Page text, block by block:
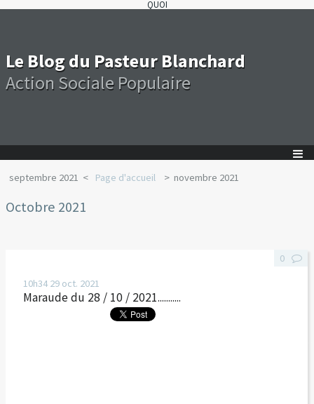
QUOI
Le Blog du Pasteur Blanchard
Action Sociale Populaire
septembre 2021 Page d'accueil novembre 2021
Octobre 2021
10h34 29 oct. 2021
Maraude du 28 / 10 / 2021...........
0